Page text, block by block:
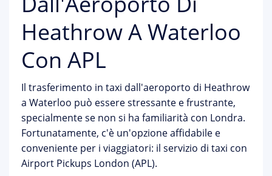
Heathrow A Waterloo
Con APL
Il trasferimento in taxi dall'aeroporto di Heathrow
a Waterloo può essere stressante e frustrante,
specialmente se non si ha familiarità con Londra.
Fortunatamente, c'è un'opzione affidabile e
conveniente per i viaggiatori: il servizio di taxi con
Airport Pickups London (APL).